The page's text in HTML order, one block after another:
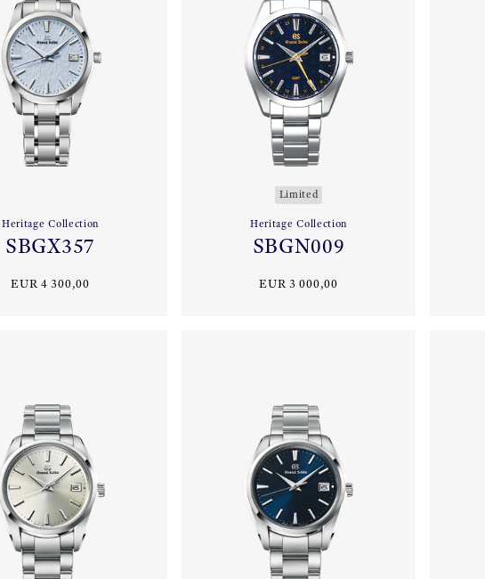
Heritage Collection
SBGX357
EUR 4 300,00
Limited
Heritage Collection
SBGN009
EUR 3 000,00